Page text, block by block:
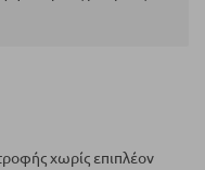
χωρίς επιπλέον